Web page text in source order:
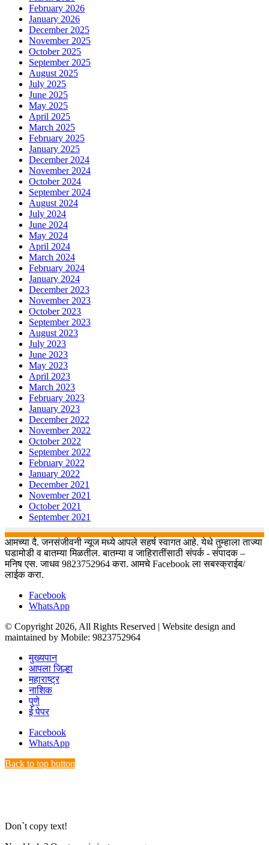
February 2026
January 2026
December 2025
November 2025
October 2025
September 2025
August 2025
July 2025
June 2025
May 2025
April 2025
March 2025
February 2025
January 2025
December 2024
November 2024
October 2024
September 2024
August 2024
July 2024
June 2024
May 2024
April 2024
March 2024
February 2024
January 2024
December 2023
November 2023
October 2023
September 2023
August 2023
July 2023
June 2023
May 2023
April 2023
March 2023
February 2023
January 2023
December 2022
November 2022
October 2022
September 2022
February 2022
January 2022
December 2021
November 2021
October 2021
September 2021
आमच्या दै. जनसंजीवनी न्यूज मध्ये आपले सहर्ष स्वागत आहे. येथे तुम्हाला ताज्या
घडामोडी व बातम्या मिळतील. बातम्या व जाहिरातींसाठी संपर्क - संपादक –
मनिष एस. जाधव 9823752964 करा. आमचे Facebook ला सबस्क्राईब/
लाईक करा.
Facebook
WhatsApp
© Copyright 2026, All Rights Reserved | Website design and
maintained by Mobile: 9823752964
मुख्यपान
आपला जिल्हा
महाराष्ट्र
नाशिक
पुणे
ई पेपर
Facebook
WhatsApp
Back to top button
Don`t copy text!